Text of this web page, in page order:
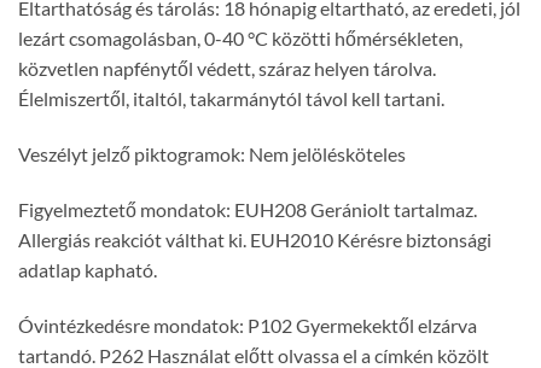
Eltarthatóság és tárolás: 18 hónapig eltartható, az eredeti, jól
lezárt csomagolásban, 0-40 °C közötti hőmérsékleten,
közvetlen napfénytől védett, száraz helyen tárolva.
Élelmiszertől, italtól, takarmánytól távol kell tartani.
Veszélyt jelző piktogramok: Nem jelölésköteles
Figyelmeztető mondatok: EUH208 Gerániolt tartalmaz.
Allergiás reakciót válthat ki. EUH2010 Kérésre biztonsági
adatlap kapható.
Óvintézkedésre mondatok: P102 Gyermekektől elzárva
tartandó. P262 Használat előtt olvassa el a címkén közölt